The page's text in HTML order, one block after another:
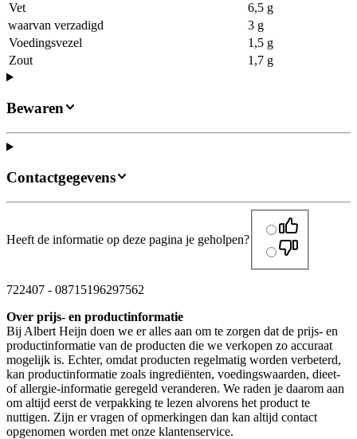
Vet
6,5 g
waarvan verzadigd
3 g
Voedingsvezel
1,5 g
Zout
1,7 g
Bewaren
Contactgegevens
Heeft de informatie op deze pagina je geholpen?
722407 - 08715196297562
Over prijs- en productinformatie
Bij Albert Heijn doen we er alles aan om te zorgen dat de prijs- en
productinformatie van de producten die we verkopen zo accuraat
mogelijk is. Echter, omdat producten regelmatig worden verbeterd,
kan productinformatie zoals ingrediënten, voedingswaarden, dieet-
of allergie-informatie geregeld veranderen. We raden je daarom aan
om altijd eerst de verpakking te lezen alvorens het product te
nuttigen. Zijn er vragen of opmerkingen dan kan altijd contact
opgenomen worden met onze klantenservice.